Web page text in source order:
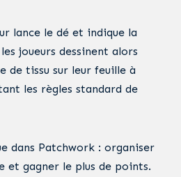
lance le dé et indique la
joueurs dessinent alors
de tissu sur leur feuille à
les règles standard de
dans Patchwork : organiser
et gagner le plus de points.